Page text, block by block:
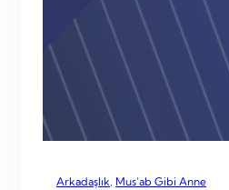
Arkadaşlık Mus’ab Gibi Anne